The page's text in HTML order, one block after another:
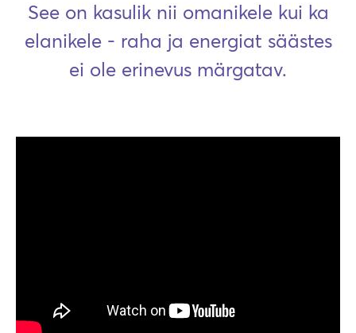
See on kasulik nii omanikele kui ka
elanikele - raha ja energiat säästes
ei ole erinevus märgatav.